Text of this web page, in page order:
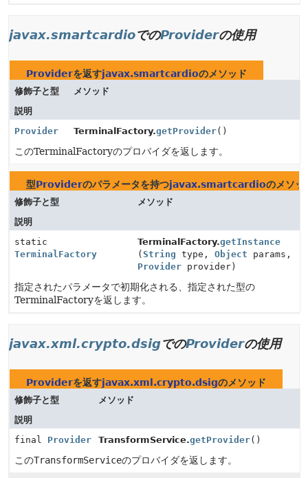
javax.smartcardioでのProviderの使用
Providerを返すjavax.smartcardioのメソッド
修飾子と型
メソッド
説明
Provider
TerminalFactory.getProvider()
このTerminalFactoryのプロバイダを返します。
型Providerのパラメータを持つjavax.smartcardioのメソッ
修飾子と型
メソッド
説明
static
TerminalFactory
TerminalFactory.getInstance
(String type,Object params,
Provider provider)
指定されたパラメータで初期化される、指定された型の
TerminalFactoryを返します。
javax.xml.crypto.dsigでのProviderの使用
Providerを返すjavax.xml.crypto.dsigのメソッド
修飾子と型
メソッド
説明
final Provider TransformService.getProvider()
このTransformServiceのプロバイダを返します。